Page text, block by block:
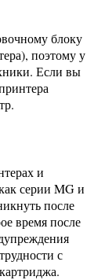
блоку
поэтому у
Если вы
и
серии MG и
после
время после
с